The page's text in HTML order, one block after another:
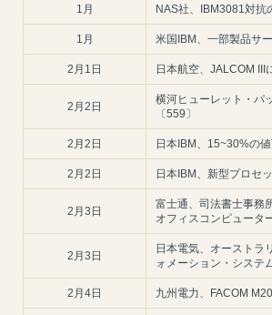
1月 NAS社、IBM3081対抗
1月 米国IBM、一部製品サ
2月1日 日本航空、JALCOM III
2月2日
横河ヒューレット・パ
〔559〕
2月2日 日本IBM、15~30%の
2月2日 日本IBM、新型プロセ
2月3日
富士通、司法書士事務
オフィスコンピュータ
2月3日
日本電気、オーストラ
ォメーション・システ
2月4日 九州電力、FACOM